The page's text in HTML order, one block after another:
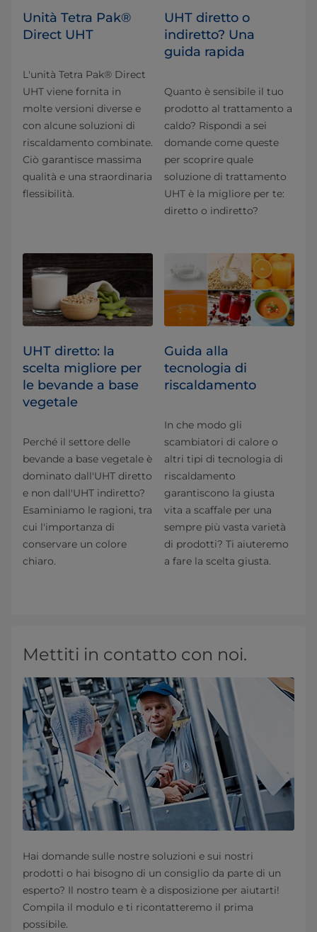
Unità Tetra Pak®
Direct UHT
L'unità Tetra Pak® Direct
UHT viene fornita in
molte versioni diverse e
con alcune soluzioni di
riscaldamento combinate.
Ciò garantisce massima
qualità e una straordinaria
flessibilità.
UHT diretto o
indiretto? Una
guida rapida
Quanto è sensibile il tuo
prodotto al trattamento a
caldo? Rispondi a sei
domande come queste
per scoprire quale
soluzione di trattamento
UHT è la migliore per te:
diretto o indiretto?
UHT diretto: la
scelta migliore per
le bevande a base
vegetale
Perché il settore delle
bevande a base vegetale è
dominato dall'UHT diretto
e non dall'UHT indiretto?
Esaminiamo le ragioni, tra
cui l'importanza di
conservare un colore
chiaro.
Guida alla
tecnologia di
riscaldamento
In che modo gli
scambiatori di calore o
altri tipi di tecnologia di
riscaldamento
garantiscono la giusta
vita a scaffale per una
sempre più vasta varietà
di prodotti? Ti aiuteremo
a fare la scelta giusta.
Mettiti in contatto con noi.
Hai domande sulle nostre soluzioni e sui nostri
prodotti o hai bisogno di un consiglio da parte di un
esperto? Il nostro team è a disposizione per aiutarti!
Compila il modulo e ti ricontatteremo il prima
possibile.